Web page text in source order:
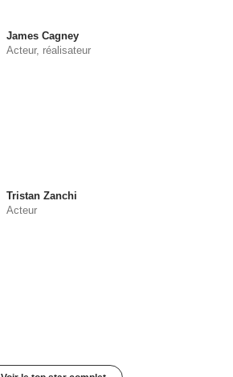
James Cagney
Acteur, réalisateur
Tristan Zanchi
Acteur